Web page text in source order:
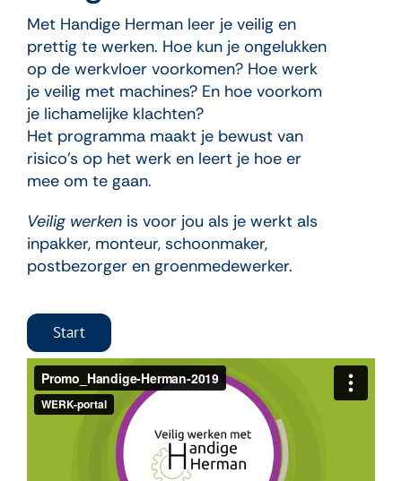
Met Handige Herman leer je veilig en
prettig te werken. Hoe kun je ongelukken
op de werkvloer voorkomen? Hoe werk
je veilig met machines? En hoe voorkom
je lichamelijke klachten?
Het programma maakt je bewust van
risico’s op het werk en leert je hoe er
mee om te gaan.
Veilig werkenis voor jou als je werkt als
inpakker, monteur, schoonmaker,
postbezorger en groenmedewerker.
Start